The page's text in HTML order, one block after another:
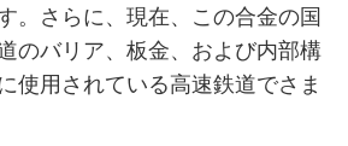
。さらに、現在、この合金の国
のバリア、板金、および内部構
使用されている高速鉄道でさま